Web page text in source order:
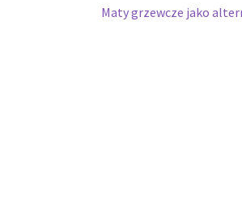
Następny
Maty grzewcze jako